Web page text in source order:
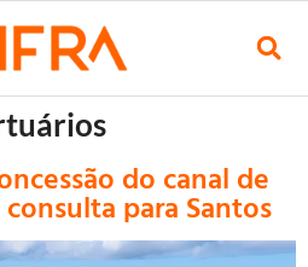
do canal de
para Santos